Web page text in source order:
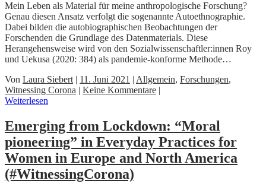
Mein Leben als Material für meine anthropologische Forschung?
Genau diesen Ansatz verfolgt die sogenannte Autoethnographie.
Dabei bilden die autobiographischen Beobachtungen der
Forschenden die Grundlage des Datenmaterials. Diese
Herangehensweise wird von den Sozialwissenschaftler:innen Roy
und Uekusa (2020: 384) als pandemie-konforme Methode…
Von Laura Siebert| 11. Juni 2021 | Allgemein, Forschungen,
Witnessing Corona | Keine Kommentare |
Weiterlesen
Emerging from Lockdown: “Moral
pioneering” in Everyday Practices for
Women in Europe and North America
(#WitnessingCorona)